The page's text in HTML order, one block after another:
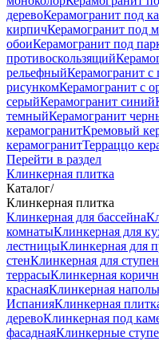
деревоКерамогранит под
кирпичКерамогранит под
обоиКерамогранит под
противоскользящий
рельефныйКерамогранит с
рисункомКерамогранит с
серыйКерамогранит синий
темныйКерамогранит
керамогранитКремовый
керамогранитТерраццо
Перейти в раздел
Клинкерная плитка
Каталог/
Клинкерная плитка
Клинкерная для бассейна
комнатыКлинкерная для
лестницыКлинкерная для
стенКлинкерная для
террасыКлинкерная
краснаяКлинкерная
ИспанияКлинкерная
деревоКлинкерная под
фасаднаяКлинкерные